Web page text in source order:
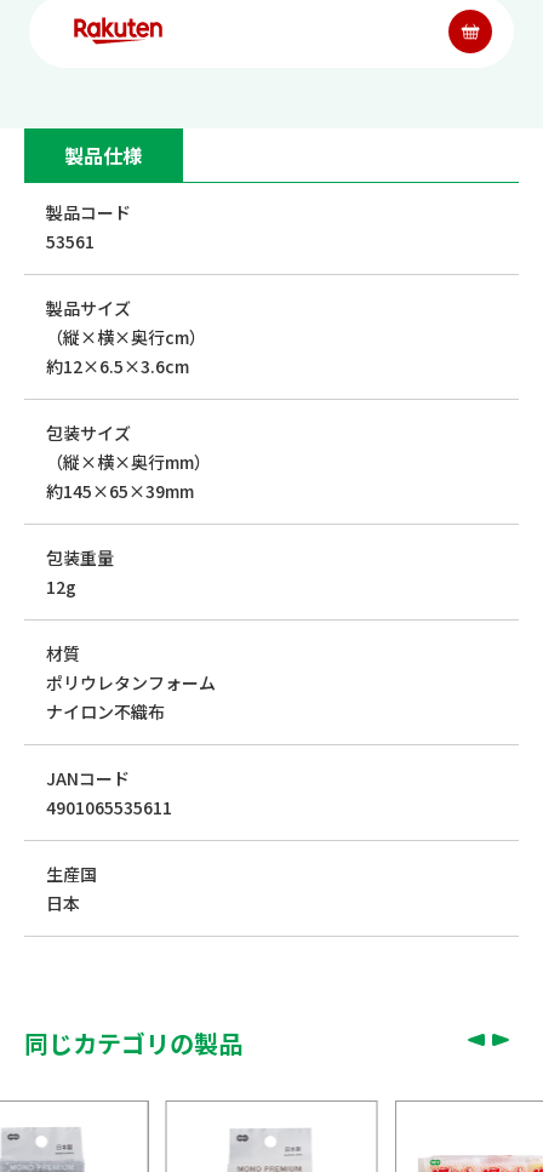
製品仕様
製品コード
53561
製品サイズ
（縦×横×奥行cm）
約12×6.5×3.6cm
包装サイズ
（縦×横×奥行mm）
約145×65×39mm
包装重量
12g
材質
ポリウレタンフォーム
ナイロン不織布
JANコード
4901065535611
生産国
日本
同じカテゴリの製品